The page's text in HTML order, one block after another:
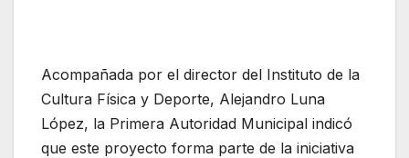
Acompañada por el director del Instituto de la
Cultura Física y Deporte, Alejandro Luna
López, la Primera Autoridad Municipal indicó
que este proyecto forma parte de la iniciativa